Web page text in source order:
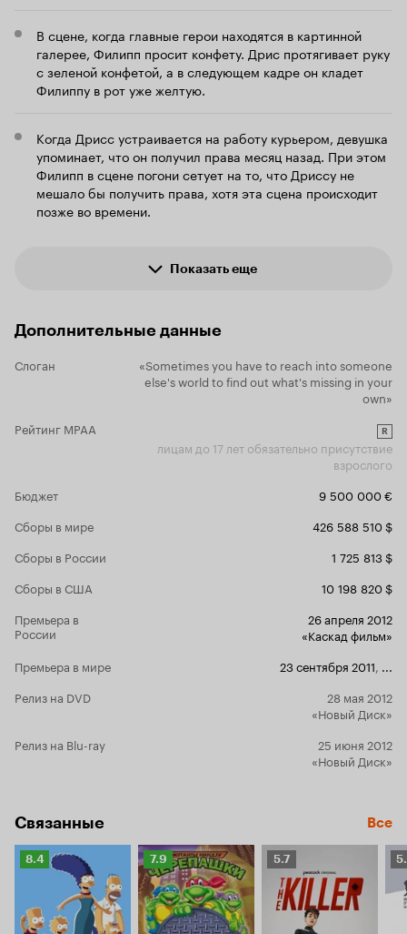
В сцене, когда главные герои находятся в картинной
галерее, Филипп просит конфету. Дрис протягивает руку
с зеленой конфетой, а в следующем кадре он кладет
Филиппу в рот уже желтую.
Когда Дрисс устраивается на работу курьером, девушка
упоминает, что он получил права месяц назад. При этом
Филипп в сцене погони сетует на то, что Дриссу не
мешало бы получить права, хотя эта сцена происходит
позже во времени.
Показать еще
Дополнительные данные
Слоган
«Sometimes you have to reach into someone
else's world to find out what's missing in your
own»
Рейтинг MPAA
R
лицам до 17 лет обязательно присутствие
взрослого
Бюджет
9 500 000 €
Сборы в мире
426 588 510 $
Сборы в России
1 725 813 $
Сборы в США
10 198 820 $
Премьера в
России
26 апреля 2012
«Каскад фильм»
Премьера в мире
23 сентября 2011
Релиз на DVD
28 мая 2012
«Новый Диск»
Релиз на Blu-ray
25 июня 2012
«Новый Диск»
Связанные Все
Рейтинг
Кинопоиска
8.4
Рейтинг
Кинопоиска
7.9
7.9
Рейтинг
Кинопоиска
5.7
5.7